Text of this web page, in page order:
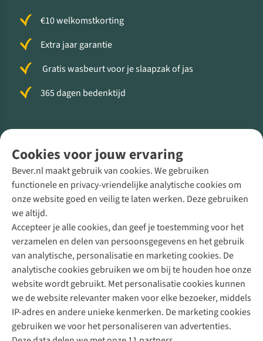
Cookies voor jouw ervaring
Bever.nl maakt gebruik van cookies. We gebruiken
functionele en privacy-vriendelijke analytische cookies om
onze website goed en veilig te laten werken. Deze gebruiken
we altijd.
Accepteer je alle cookies, dan geef je toestemming voor het
verzamelen en delen van persoonsgegevens en het gebruik
van analytische, personalisatie en marketing cookies. De
analytische cookies gebruiken we om bij te houden hoe onze
website wordt gebruikt. Met personalisatie cookies kunnen
we de website relevanter maken voor elke bezoeker, middels
IP-adres en andere unieke kenmerken. De marketing cookies
gebruiken we voor het personaliseren van advertenties.
€10 welkomstkorting
Extra jaar garantie
Gratis wasbeurt voor je slaapzak of jas
365 dagen bedenktijd
Direct advies van een Buitenexpert
+31 (0)85 888 50 88
+31 6 12 28 49 80
Contactformulier